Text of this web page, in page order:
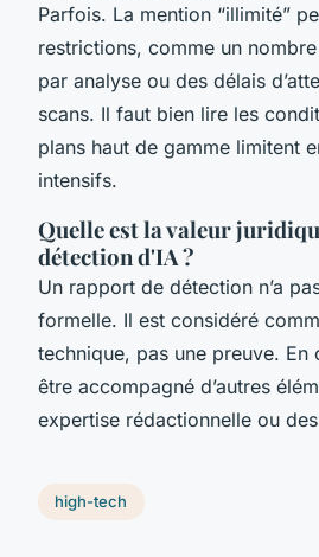
Parfois. La mention “illimité”
restrictions, comme un
par analyse ou des délais
scans. Il faut bien lire les
plans haut de gamme limitent
intensifs.
Quelle est la valeur
détection d'IA ?
Un rapport de détection n’a
formelle. Il est considéré
technique, pas une preuve.
être accompagné d’autres
expertise rédactionnelle ou
high-tech